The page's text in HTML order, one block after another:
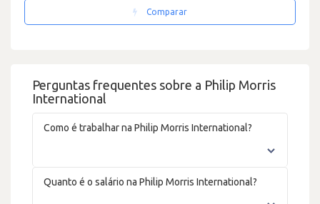
Perguntas frequentes sobre a Philip Morris
International
Como é trabalhar na Philip Morris International?
Quanto é o salário na Philip Morris International?
Comparar